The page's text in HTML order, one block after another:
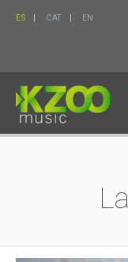
ES CAT EN